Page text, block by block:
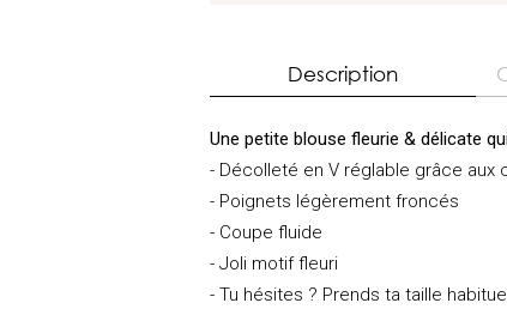
Description
Une petite blouse fleurie & délicate
- Décolleté en V réglable grâce aux
- Poignets légèrement froncés
- Coupe fluide
- Joli motif fleuri
- Tu hésites ? Prends ta taille